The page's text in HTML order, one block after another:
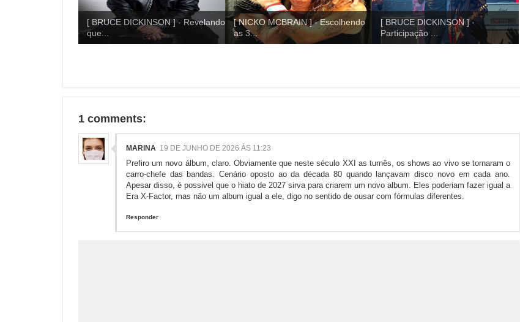
[ BRUCE DICKINSON ] - Revelando
que...
[ NICKO MCBRAIN ] - Escolhendo
as 3...
[ BRUCE DICKINSON ] -
Participação ...
1 comments:
MARINA 19 DE JUNHO DE 2026 ÀS 11:23
Prefiro um novo álbum, claro. Obviamente que neste século XXI as turnês, os shows ao vivo se tornaram o
carro-chefe das bandas. Cenário oposto ao da década 80 quando lançavam disco novo em cada ano.
Apesar disso, é possivel que o hiato de 2027 sirva para criarem um novo album. Eles poderiam fazer igual a
Era X-Factor, mas não um album igual a ele, digo no sentido de ousar com fórmulas diferentes.
Responder